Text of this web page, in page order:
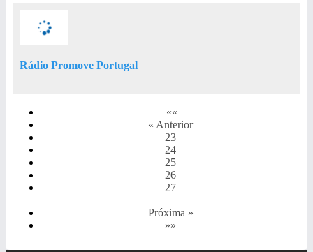
Rádio Promove Portugal
««
« Anterior
23
24
25
26
27
Próxima »
»»